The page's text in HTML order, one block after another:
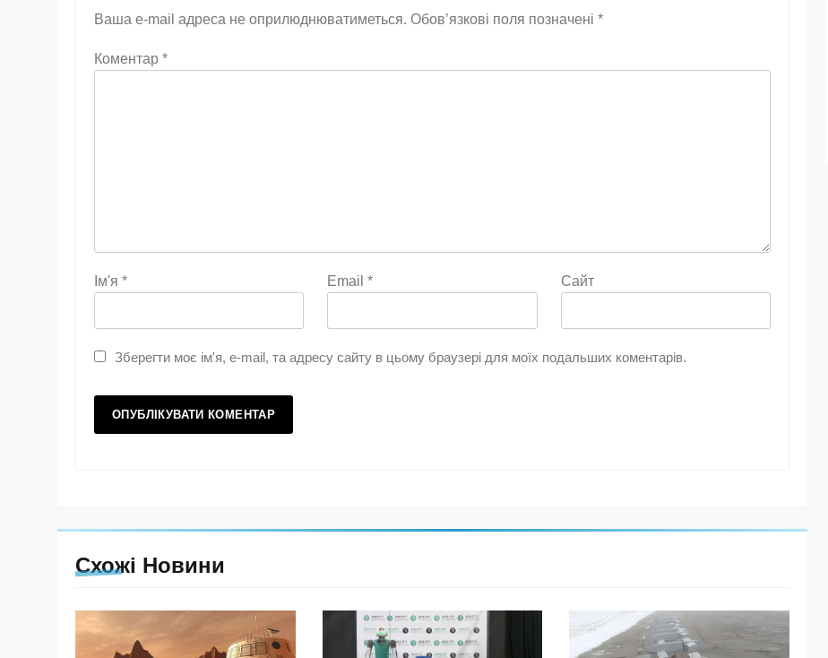
Ваша e-mail адреса не оприлюднюватиметься. Обов’язкові поля позначені *
Коментар *
Ім'я * Email* Сайт
Зберегти моє ім'я, e-mail, та адресу сайту в цьому браузері для моїх подальших коментарів.
Схожі Новини